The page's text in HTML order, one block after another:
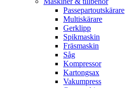
Passepartoutskärare
Multiskärare
Gerklipp
Spikmaskin
Fräsmaskin
Såg
Kompressor
Kartongsax
Vakumpress